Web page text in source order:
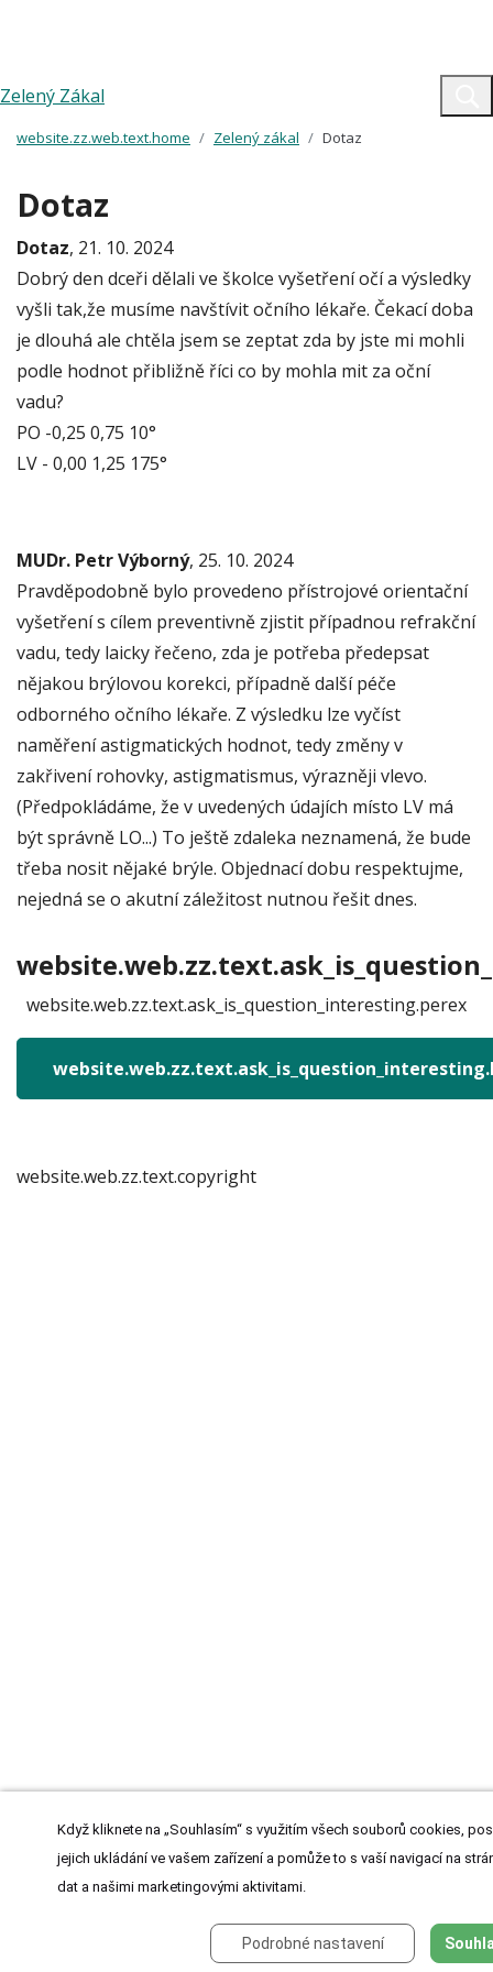
Zelený Zákal
website.zz.web.text.home Zelený zákal Dotaz
Dotaz
Dotaz, 21. 10. 2024
Dobrý den dceři dělali ve školce vyšetření očí a výsledky
vyšli tak,že musíme navštívit očního lékaře. Čekací doba
je dlouhá ale chtěla jsem se zeptat zda by jste mi mohli
podle hodnot přibližně říci co by mohla mit za oční
vadu?
PO -0,25 0,75 10°
LV - 0,00 1,25 175°
MUDr. Petr Výborný, 25. 10. 2024
Pravděpodobně bylo provedeno přístrojové orientační
vyšetření s cílem preventivně zjistit případnou refrakční
vadu, tedy laicky řečeno, zda je potřeba předepsat
nějakou brýlovou korekci, případně další péče
odborného očního lékaře. Z výsledku lze vyčíst
naměření astigmatických hodnot, tedy změny v
zakřivení rohovky, astigmatismus, výrazněji vlevo.
(Předpokládáme, že v uvedených údajích místo LV má
být správně LO...) To ještě zdaleka neznamená, že bude
třeba nosit nějaké brýle. Objednací dobu respektujme,
nejedná se o akutní záležitost nutnou řešit dnes.
website.web.zz.text.ask_is_question_interesting.perex
website.web.zz.text.copyright
Když kliknete na „Souhlasím“ s využitím všech souborů cookies,
jejich ukládání ve vašem zařízení a pomůže to s vaší navigací na
dat a našimi marketingovými aktivitami.
Podrobné nastavení